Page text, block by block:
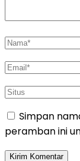
Simpan
peramban ini